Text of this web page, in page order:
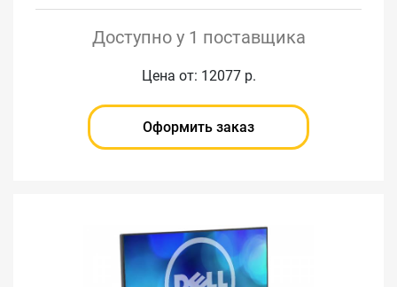
Доступно у 1 поставщика
Цена от: 12077 р.
Оформить заказ